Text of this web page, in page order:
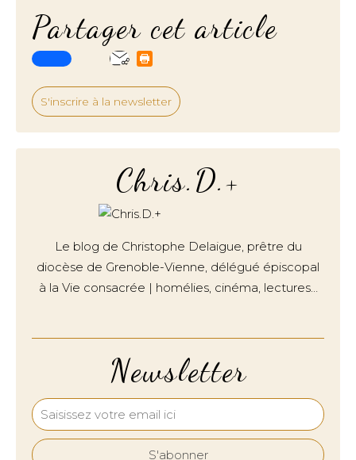
Partager cet article
S'inscrire à la newsletter
Newsletter
Chris.D.+
Le blog de Christophe Delaigue, prêtre du
diocèse de Grenoble-Vienne, délégué épiscopal
à la Vie consacrée | homélies, cinéma, lectures…